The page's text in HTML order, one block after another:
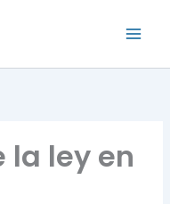
la ley en